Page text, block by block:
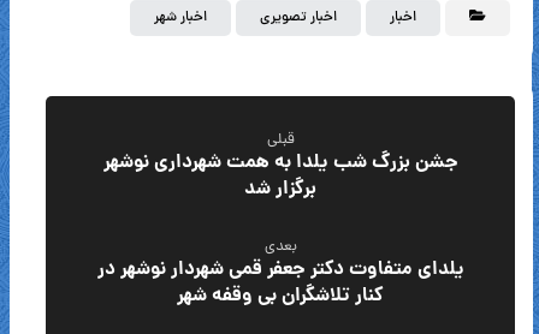
اخبار اخبار تصویری اخبار شهر
قبلی
جشن بزرگ شب یلدا به همت شهرداری نوشهر
برگزار شد
بعدی
یلدای متفاوت دکتر جعفر قمی شهردار نوشهر در
کنار تلاشگران بی وقفه شهر